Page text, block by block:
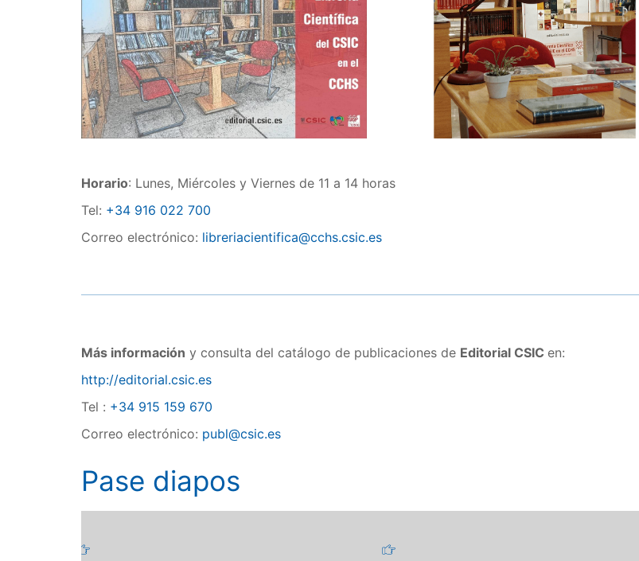
Horario: Lunes, Miércoles y Viernes de 11 a 14 horas
Tel: +34 916 022 700
Correo electrónico: libreriacientifica@cchs.csic.es
Más información y consulta del catálogo de publicaciones de Editorial CSIC en:
http://editorial.csic.es
Tel : +34 915 159 670
Correo electrónico: publ@csic.es
Pase diapos